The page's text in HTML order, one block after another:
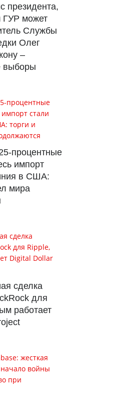
президента,
ГУР может
Службы
Олег
–
выборы
процентные
импорт
в США:
мира
сделка
для
работает